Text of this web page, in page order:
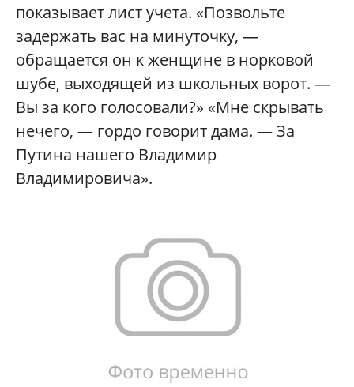
показывает лист учета. «Позвольте
задержать вас на минуточку, —
обращается он к женщине в норковой
шубе, выходящей из школьных ворот. —
Вы за кого голосовали?» «Мне скрывать
нечего, — гордо говорит дама. — За
Путина нашего Владимир
Владимировича».